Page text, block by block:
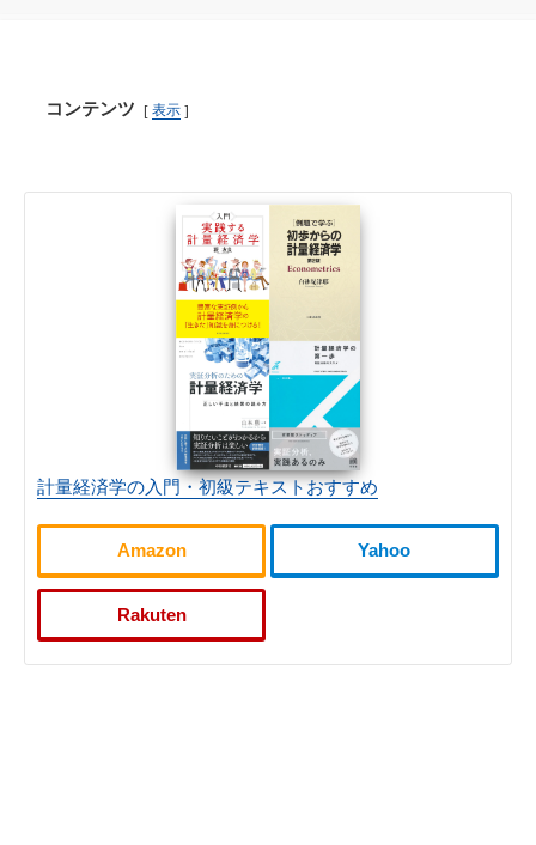
コンテンツ 表示
計量経済学の入門・初級テキストおすすめ
Amazon Yahoo
Rakuten